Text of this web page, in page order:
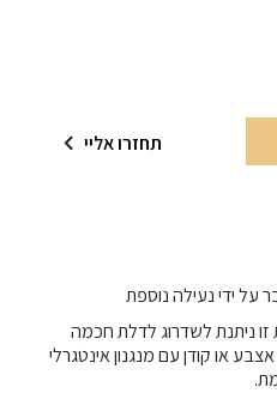
תחזרו אליי
על ידי נעילה נוספת
ניתנת לשדרוג לדלת חכמה
או קודן עם מנגנון אינטגרלי